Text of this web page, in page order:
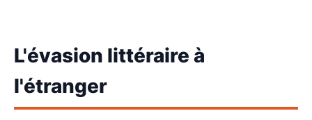
L'évasion littéraire à
l'étranger